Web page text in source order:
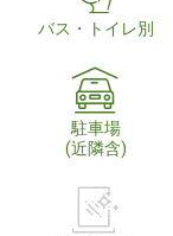
バス・トイレ別
駐車場
(近隣含)